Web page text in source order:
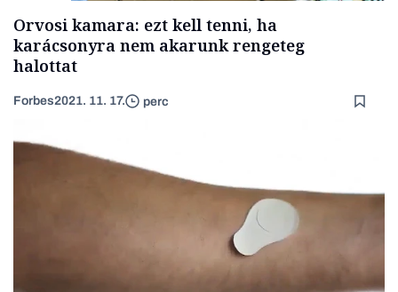
Orvosi kamara: ezt kell tenni, ha
karácsonyra nem akarunk rengeteg
halottat
Forbes2021. 11. 17. perc